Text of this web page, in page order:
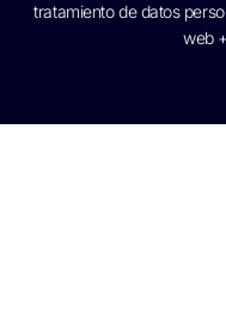
tratamiento de datos
web